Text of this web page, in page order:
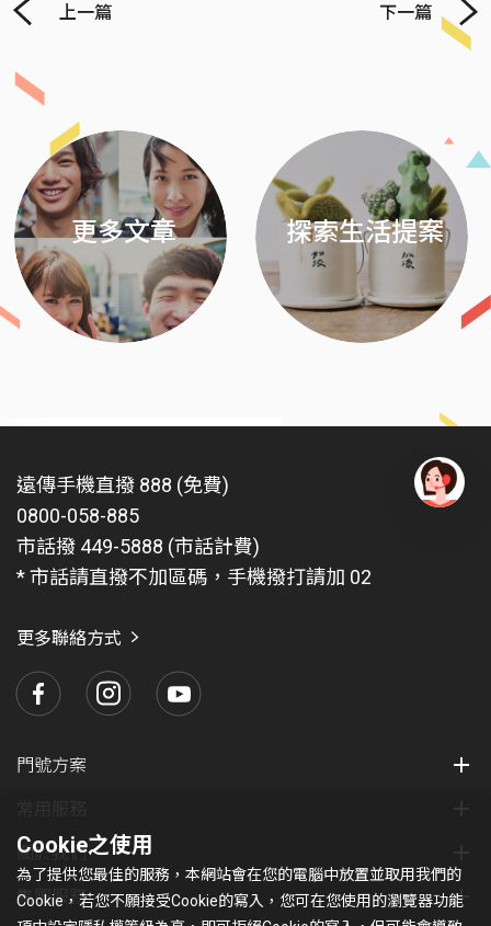
上一篇 下一篇
更多文章 探索生活提案
遠傳手機直撥 888 (免費)
0800-058-885
市話撥 449-5888 (市話計費)
* 市話請直撥不加區碼，手機撥打請加 02
更多聯絡方式
門號方案
關於我們
集團服務
Cookie之使用
為了提供您最佳的服務，本網站會在您的電腦中放置並取用我們的
Cookie，若您不願接受Cookie的寫入，您可在您使用的瀏覽器功能